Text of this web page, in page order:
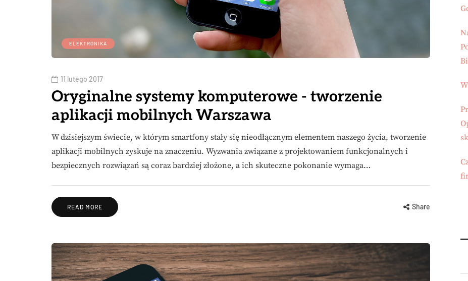
ELEKTRONIKA
11 lutego 2017
Oryginalne systemy komputerowe - tworzenie
aplikacji mobilnych Warszawa
W dzisiejszym świecie, w którym smartfony stały się nieodłącznym elementem naszego życia, tworzenie
aplikacji mobilnych zyskuje na znaczeniu. Wyzwania związane z projektowaniem funkcjonalnych i
bezpiecznych rozwiązań są coraz bardziej złożone, a ich skuteczne pokonanie wymaga…
READ MORE Share